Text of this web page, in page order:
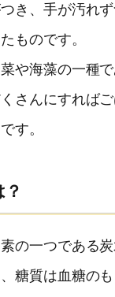
き、手が汚れ
ものです。
や海藻の一種
さんにすれば
す。
？
の一つである
糖質は血糖の